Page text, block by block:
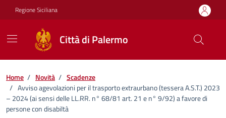
Vai ai contenuti
Vai al footer
Regione Siciliana
Città di Palermo
Home / Novità / Scadenze
/ Avviso agevolazioni per il trasporto extraurbano (tessera A.S.T.) 2023
– 2024 (ai sensi delle LL.RR. n° 68/81 art. 21 e n° 9/92) a favore di
persone con disabiltà